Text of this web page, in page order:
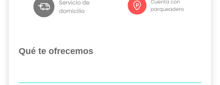
Qué te ofrecemos